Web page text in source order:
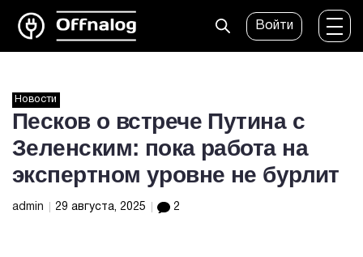
Войти
Новости
Песков о встрече Путина с
Зеленским: пока работа на
экспертном уровне не бурлит
admin 29 августа, 2025 2